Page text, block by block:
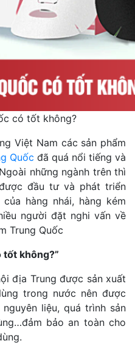
có tốt không?
Việt Nam các sản phẩm
Quốc đã quá nổi tiếng và
những ngành trên thì
đầu tư và phát triển
hàng nhái, hàng kém
người đặt nghi vấn về
Trung Quốc
tốt không?”
địa Trung được sản xuất
trong nước nên được
liệu, quá trình sản
bảo an toàn cho